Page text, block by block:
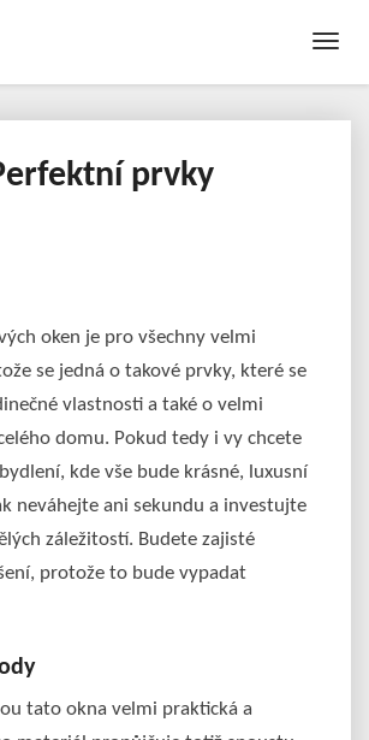
Toggle
Perfektní
prvkyprvky
oken je pro všechny velmi
se jedná o takové prvky, které se
vlastnosti a také o velmi
domu. Pokud tedy i vy chcete
kde vše bude krásné, luxusní
neváhejte ani sekundu a investujte
záležitostí. Budete zajisté
protože to bude vypadat
tato okna velmi praktická a